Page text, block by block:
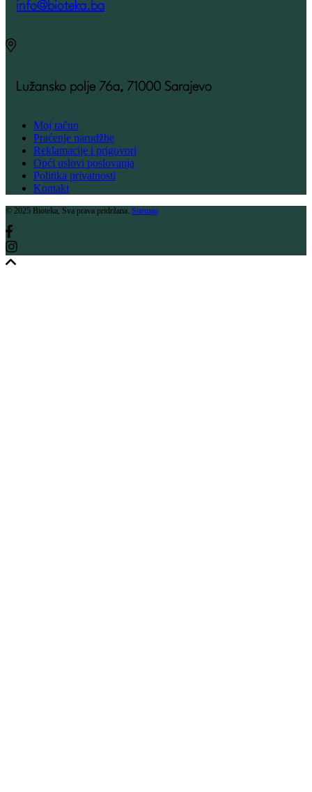
info@bioteka.ba
Lužansko polje 76a, 71000 Sarajevo
Moj račun
Praćenje narudžbe
Reklamacije i prigovori
Opći uslovi poslovanja
Politika privatnosti
Kontakt
© 2025 Bioteka, Sva prava pridržana. Sitemap